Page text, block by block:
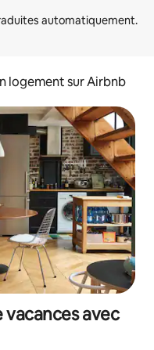
logement sur Airbnb
vacances avec